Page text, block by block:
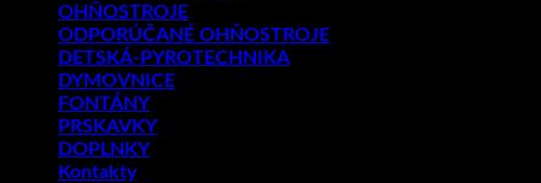
OHŇOSTROJE
ODPORÚČANÉ OHŇOSTROJE
DETSKÁ-PYROTECHNIKA
DYMOVNICE
FONTÁNY
PRSKAVKY
DOPLNKY
Kontakty